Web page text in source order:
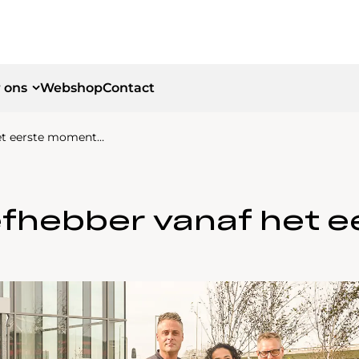
ons WebshopContact
eerste moment…
vanaf het